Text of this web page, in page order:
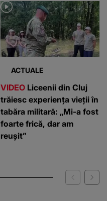
ACTUALE
VIDEO Liceenii din Cluj
trăiesc experiența vieții în
tabăra militară: „Mi-a fost
foarte frică, dar am
reușit”